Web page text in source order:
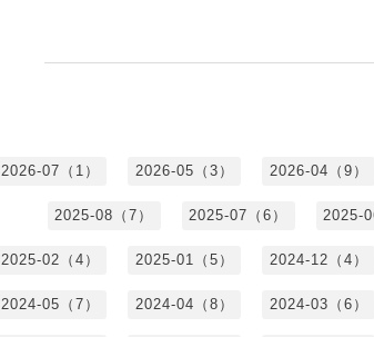
2026-07（1） 2026-05（3） 2026-04（9）
2025-08（7） 2025-07（6） 2025-
2025-02（4） 2025-01（5） 2024-12（4）
2024-05（7） 2024-04（8） 2024-03（6）